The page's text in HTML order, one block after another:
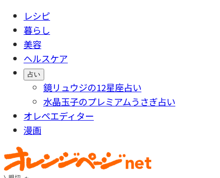
レシピ
暮らし
美容
ヘルスケア
占い
鏡リュウジの12星座占い
水晶玉子のプレミアムうさぎ占い
オレペエディター
漫画